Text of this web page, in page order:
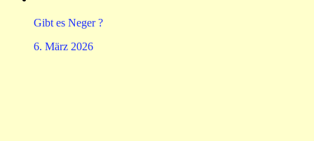
Gibt es Neger ?
6. März 2026